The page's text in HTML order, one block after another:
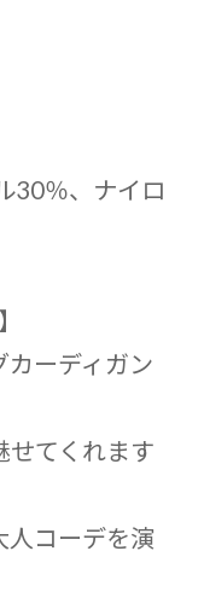
30％、ナイロ
カーディガン
せてくれます
人コーデを演